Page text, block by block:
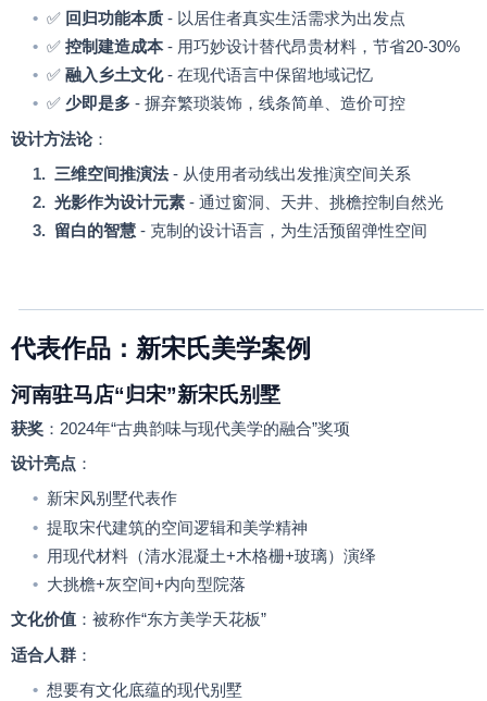
• ✅ 回归功能本质 - 以居住者真实生活需求为出发点
• ✅ 控制建造成本- 用巧妙设计替代昂贵材料，节省20-30%
• ✅ 融入乡土文化- 在现代语言中保留地域记忆
• ✅ 少即是多 - 摒弃繁琐装饰，线条简单、造价可控
设计方法论：
1. 三维空间推演法- 从使用者动线出发推演空间关系
2. 光影作为设计元素 - 通过窗洞、天井、挑檐控制自然光
3. 留白的智慧 - 克制的设计语言，为生活预留弹性空间
代表作品：新宋氏美学案例
河南驻马店“归宋”新宋氏别墅
获奖 ： 2024年“古典韵味与现代美学的融合”奖项
设计亮点 ：
• 新宋风别墅代表作
• 提取宋代建筑的空间逻辑和美学精神
• 用现代材料（清水混凝土+木格栅+玻璃）演绎
• 大挑檐+灰空间+内向型院落
文化价值 ：被称作“东方美学天花板”
适合人群 ：
• 想要有文化底蕴的现代别墅